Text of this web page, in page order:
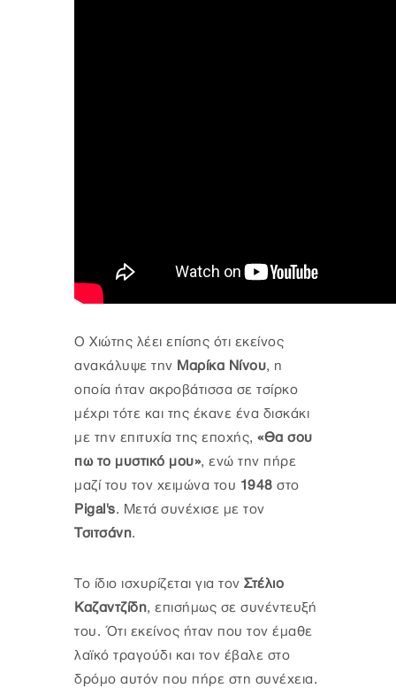
Ο Χιώτης λέει επίσης ότι εκείνος
ανακάλυψε την Μαρίκα Νίνου, η
οποία ήταν ακροβάτισσα σε τσίρκο
μέχρι τότε και της έκανε ένα δισκάκι
με την επιτυχία της εποχής, «Θα σου
πω το μυστικό μου», ενώ την πήρε
μαζί του τον χειμώνα του 1948 στο
Pigal's. Μετά συνέχισε με τον
Τσιτσάνη.
Το ίδιο ισχυρίζεται για τον Στέλιο
Καζαντζίδη, επισήμως σε συνέντευξή
του. Ότι εκείνος ήταν που τον έμαθε
λαϊκό τραγούδι και τον έβαλε στο
δρόμο αυτόν που πήρε στη συνέχεια.